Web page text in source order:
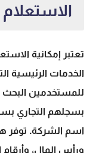
تعتبر إمكانية
الخدمات الرئيسية
للمستخدمين البحث
بسجلهم التجاري
اسم الشركة. توفر
ورأس المال، وأرقام